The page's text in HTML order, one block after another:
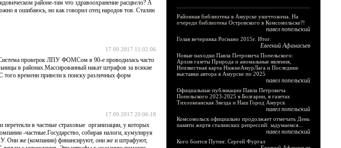
районе-там что здравоохранение расцвело? А
я ошибаюсь, но как говорил отец народов тов. Сталин
17.09.2017 11:02:06
проверок ЛПУ ФОМСом в 90-е проводилась часто
в районах.Массированный накат штрафов за всякие
времени привели к поиску различных форм
17.09.2017 20:06:18
перетекли в частные страховые организации, у которых
-частные.Государство, собирая налоги, кумулируя
Они же (компании) финансируют, они же и штрафуют,
Районная библиотека в Амурске уничтожена. На
очереди библиотека Островского в Комсомольске?!
павел попельский
Голая вечеринка Роснано 2015г. Итог.
Евгений Афанасьев
Новые находки Павла Петровича Попельского:
Архив газеты Природа и аномальные явления,
Неизвестная карта НижнеАмурЛага и Последние
выставки автора в Амурске по 2025
павел попельский
Официальные публикации Павла Петровича
Попельского 2023-2025 в Болгарии, в газетах
Тихоокеанская Звезда и Наш Город Амурск
павел попельский
Комсомольск официально продолжает отмечать День
памяти жертв сталинских репрессий: задумаемся...
павел попельский
Кого боится Путин: Сергей Фургал